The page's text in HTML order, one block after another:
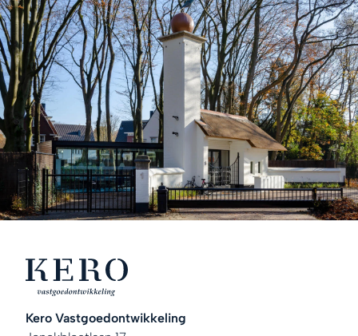
Kero Vastgoedontwikkeling